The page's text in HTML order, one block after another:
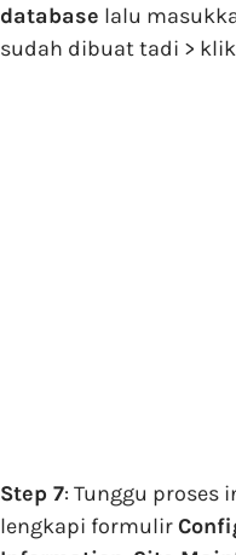
database lalu
sudah dibuat tadi > klik
Step 7: Tunggu proses
lengkapi formulir